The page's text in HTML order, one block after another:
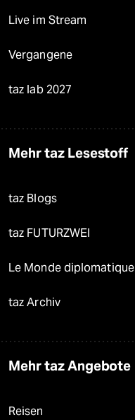
Live im Stream
Vergangene
taz lab 2027
Mehr taz Lesestoff
taz Blogs
taz FUTURZWEI
Le Monde diplomatique
taz Archiv
Mehr taz Angebote
Reisen